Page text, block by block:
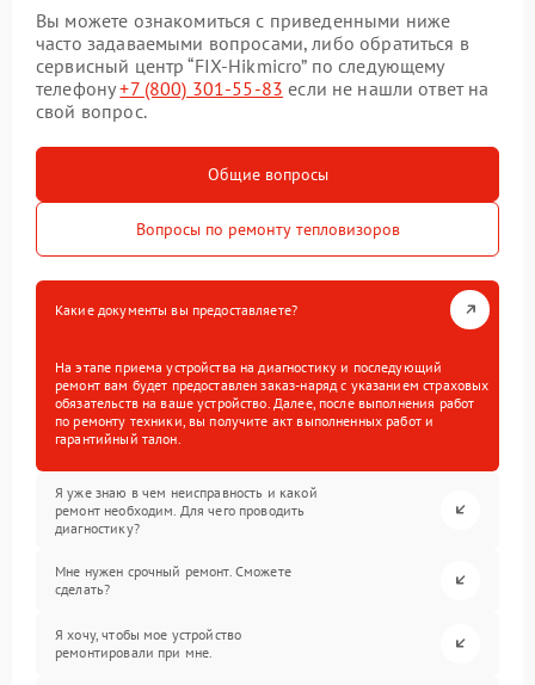
Вы можете ознакомиться с приведенными ниже
часто задаваемыми вопросами, либо обратиться в
сервисный центр “FIX-Hikmicro” по следующему
телефону+7 (800) 301-55-83 если не нашли ответ на
свой вопрос.
Общие вопросы
Вопросы по ремонту тепловизоров
Какие документы вы предоставляете?
На этапе приема устройства на диагностику и последующий
ремонт вам будет предоставлен заказ-наряд с указанием страховых
обязательств на ваше устройство. Далее, после выполнения работ
по ремонту техники, вы получите акт выполненных работ и
гарантийный талон.
Я уже знаю в чем неисправность и какой
ремонт необходим. Для чего проводить
диагностику?
Мне нужен срочный ремонт. Сможете
сделать?
Я хочу, чтобы мое устройство
ремонтировали при мне.